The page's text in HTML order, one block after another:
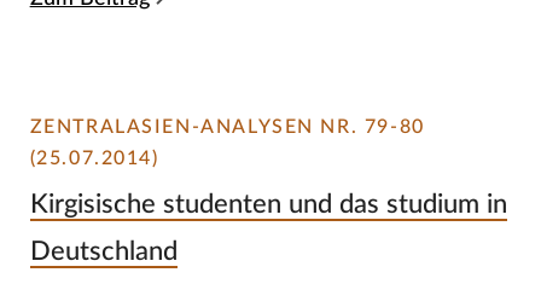
ZENTRALASIEN-ANALYSEN NR. 79-80
(25.07.2014)
Kirgisische studenten und das studium in
Deutschland